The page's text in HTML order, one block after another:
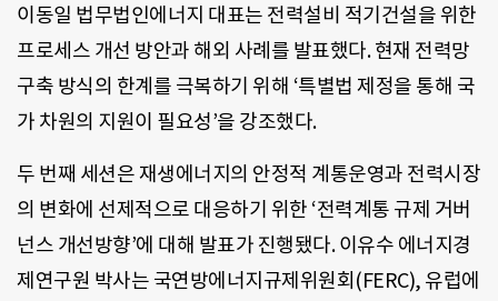
이동일 법무법인에너지 대표는 전력설비 적기건설을 위한
프로세스 개선 방안과 해외 사례를 발표했다. 현재 전력망
구축 방식의 한계를 극복하기 위해 ‘특별법 제정을 통해 국
가 차원의 지원이 필요성’을 강조했다.
두 번째 세션은 재생에너지의 안정적 계통운영과 전력시장
의 변화에 선제적으로 대응하기 위한 ‘전력계통 규제 거버
넌스 개선방향’에 대해 발표가 진행됐다. 이유수 에너지경
제연구원 박사는 국연방에너지규제위원회(FERC), 유럽에